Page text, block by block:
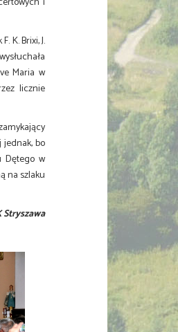
K. Brixi, J.
Maria w
licznie
bo
Dętego w
na szlaku
Stryszawa